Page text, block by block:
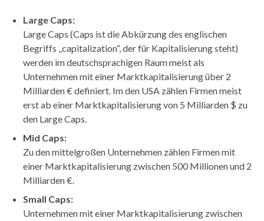
Large Caps:
Large Caps (Caps ist die Abkürzung des englischen
Begriffs „capitalization“, der für Kapitalisierung steht)
werden im deutschsprachigen Raum meist als
Unternehmen mit einer Marktkapitalisierung über 2
Milliarden € definiert. Im den USA zählen Firmen meist
erst ab einer Marktkapitalisierung von 5 Milliarden $ zu
den Large Caps.
Mid Caps:
Zu den mittelgroßen Unternehmen zählen Firmen mit
einer Marktkapitalisierung zwischen 500 Millionen und 2
Milliarden €.
Small Caps:
Unternehmen mit einer Marktkapitalisierung zwischen